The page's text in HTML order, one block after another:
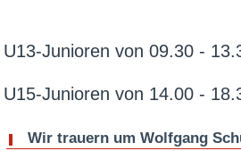
U13-Junioren von 09.30 -
U15-Junioren von 14.00 -
Wir trauern um Wolfgang